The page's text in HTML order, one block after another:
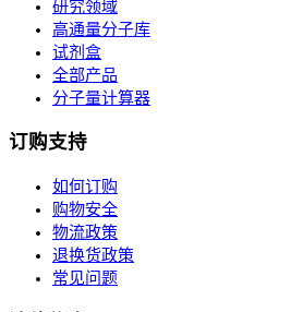
研究领域
高通量分子库
试剂盒
全部产品
分子量计算器
订购支持
如何订购
购物安全
物流政策
退换货政策
常见问题